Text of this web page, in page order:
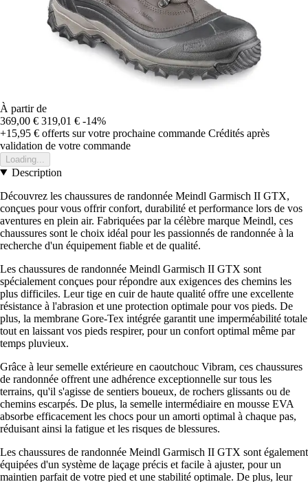
À partir de
369,00 € 319,01 € -14%
+15,95 € offerts sur votre prochaine commande Crédités après
validation de votre commande
Loading...
Description
Découvrez les chaussures de randonnée Meindl Garmisch II GTX,
conçues pour vous offrir confort, durabilité et performance lors de vos
aventures en plein air. Fabriquées par la célèbre marque Meindl, ces
chaussures sont le choix idéal pour les passionnés de randonnée à la
recherche d'un équipement fiable et de qualité.
Les chaussures de randonnée Meindl Garmisch II GTX sont
spécialement conçues pour répondre aux exigences des chemins les
plus difficiles. Leur tige en cuir de haute qualité offre une excellente
résistance à l'abrasion et une protection optimale pour vos pieds. De
plus, la membrane Gore-Tex intégrée garantit une imperméabilité totale
tout en laissant vos pieds respirer, pour un confort optimal même par
temps pluvieux.
Grâce à leur semelle extérieure en caoutchouc Vibram, ces chaussures
de randonnée offrent une adhérence exceptionnelle sur tous les
terrains, qu'il s'agisse de sentiers boueux, de rochers glissants ou de
chemins escarpés. De plus, la semelle intermédiaire en mousse EVA
absorbe efficacement les chocs pour un amorti optimal à chaque pas,
réduisant ainsi la fatigue et les risques de blessures.
Les chaussures de randonnée Meindl Garmisch II GTX sont également
équipées d'un système de laçage précis et facile à ajuster, pour un
maintien parfait de votre pied et une stabilité optimale. De plus, leur